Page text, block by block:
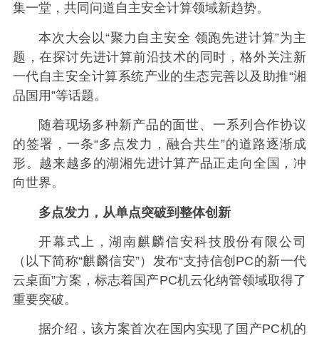
集一堂，共同问道自主安全计算领域新趋势。
本次大会以“聚力自主安全 领跑先进计算”为主
题，在探讨先进计算前沿技术的同时，格外关注新
一代自主安全计算系统产业的生态完善以及助推“湘
品国用”等话题。
随着现场多种新产品的面世、一系列合作协议
的签署，一条“多点发力，融合共生”的道路逐渐成
形。越来越多的湖湘先进计算产品正走向全国，冲
向世界。
多点发力，从单点突破到整体创新
开幕式上，湖南麒麟信安科技股份有限公司
（以下简称“麒麟信安”）发布“支持信创PC的新一代
云桌面”方案，标志着国产PC机云化纳管领域取得了
重要突破。
据介绍，该方案首次在国内实现了国产PC机的